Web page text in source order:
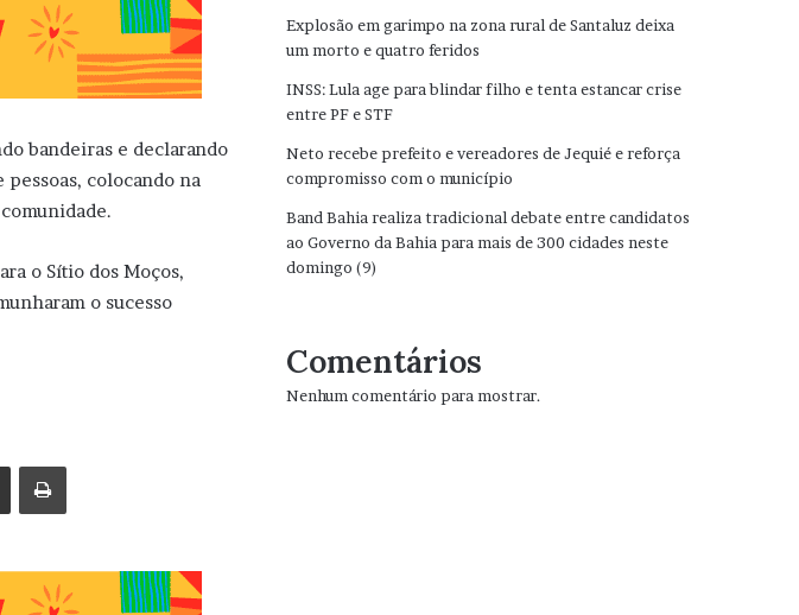
bandeiras e declarando
colocando na
o Sítio dos Moços,
o sucesso
Explosão em garimpo na zona rural de Santaluz deixa
um morto e quatro feridos
INSS: Lula age para blindar filho e tenta estancar crise
entre PF e STF
Neto recebe prefeito e vereadores de Jequié e reforça
compromisso com o município
Band Bahia realiza tradicional debate entre candidatos
ao Governo da Bahia para mais de 300 cidades neste
domingo (9)
Comentários
Nenhum comentário para mostrar.